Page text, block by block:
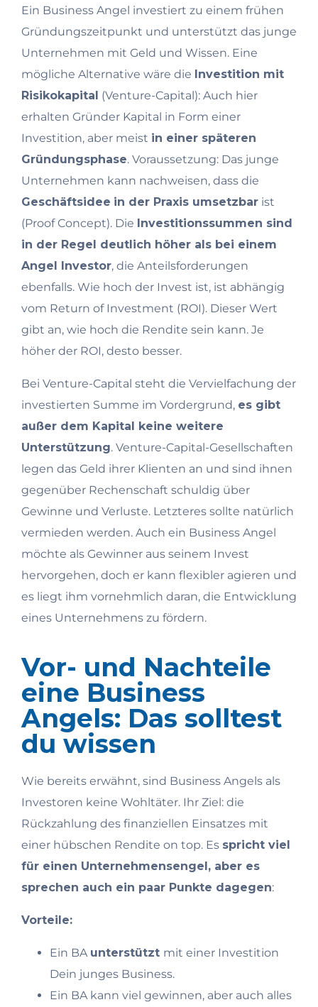
Ein Business Angel investiert zu einem frühen
Gründungszeitpunkt und unterstützt das junge
Unternehmen mit Geld und Wissen. Eine
mögliche Alternative wäre die Investition mit
Risikokapital (Venture-Capital): Auch hier
erhalten Gründer Kapital in Form einer
Investition, aber meist in einer späteren
Gründungsphase. Voraussetzung: Das junge
Unternehmen kann nachweisen, dass die
Geschäftsidee in der Praxis umsetzbar ist
(Proof Concept). Die Investitionssummen sind
in der Regel deutlich höher als bei einem
Angel Investor, die Anteilsforderungen
ebenfalls. Wie hoch der Invest ist, ist abhängig
vom Return of Investment (ROI). Dieser Wert
gibt an, wie hoch die Rendite sein kann. Je
höher der ROI, desto besser.
Bei Venture-Capital steht die Vervielfachung der
investierten Summe im Vordergrund, es gibt
außer dem Kapital keine weitere
Unterstützung. Venture-Capital-Gesellschaften
legen das Geld ihrer Klienten an und sind ihnen
gegenüber Rechenschaft schuldig über
Gewinne und Verluste. Letzteres sollte natürlich
vermieden werden. Auch ein Business Angel
möchte als Gewinner aus seinem Invest
hervorgehen, doch er kann flexibler agieren und
es liegt ihm vornehmlich daran, die Entwicklung
eines Unternehmens zu fördern.
Vor- und Nachteile
eine Business
Angels: Das solltest
du wissen
Wie bereits erwähnt, sind Business Angels als
Investoren keine Wohltäter. Ihr Ziel: die
Rückzahlung des finanziellen Einsatzes mit
einer hübschen Rendite on top. Es spricht viel
für einen Unternehmensengel, aber es
sprechen auch ein paar Punkte dagegen:
Vorteile:
Ein BA unterstützt mit einer Investition
Dein junges Business.
Ein BA kann viel gewinnen, aber auch alles